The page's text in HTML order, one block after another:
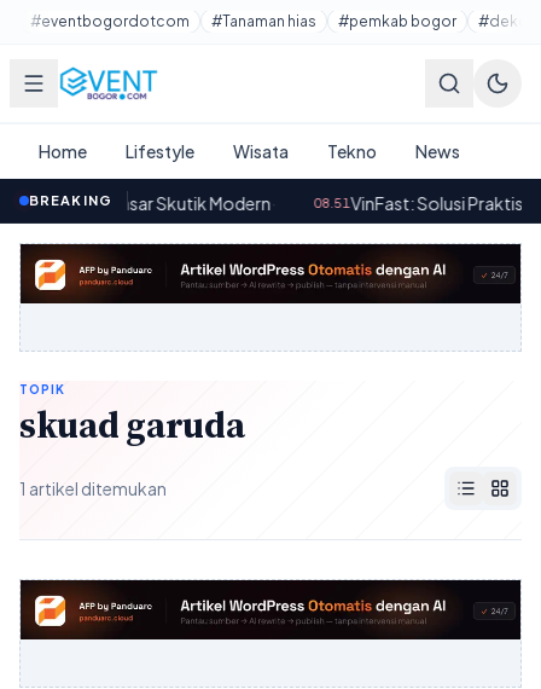
Lewati ke konten utama
#eventbogordotcom #Tanaman hias #pemkab bogor
Home Lifestyle Wisata Tekno News
BREAKING
Vario di Pasar Skutik Modern· 08.51VinFast: Solusi Praktis
TOPIK
skuad garuda
1 artikel ditemukan